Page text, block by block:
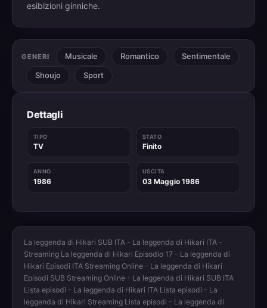
esibizioni ginniche.
GENERI Musicale Romantico
Sentimentale
Shoujo
Sport
Dettagli
TIPO
TV
STATO
Finito
ANNO
1986
USCITA
03 Maggio 1986
La leggenda di Hikari SUB ITA - La leggenda di Hikari ITA -
Streaming La leggenda di Hikari Episodio 17 - La leggenda di
Hikari Episodi ITA Streaming Online - La leggenda di Hikari
Episodi SUB Streaming Online - La leggenda di Hikari SUB ITA
Lista episodi - La leggenda di Hikari ITA Lista episodi - La
leggenda di Hikari Streaming Lista episodi - La leggenda di